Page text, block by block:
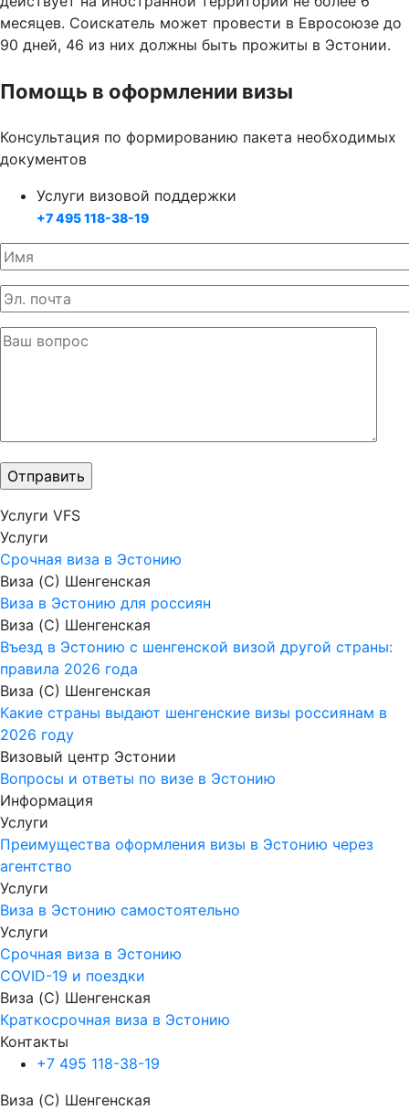
месяцев. Соискатель может провести в Евросоюзе до
90 дней, 46 из них должны быть прожиты в Эстонии.
Помощь в оформлении визы
Консультация по формированию пакета необходимых
документов
Услуги визовой поддержки
+7 495 118-38-19
Услуги VFS
Услуги
Срочная виза в Эстонию
Виза (C) Шенгенская
Виза в Эстонию для россиян
Виза (C) Шенгенская
Въезд в Эстонию с шенгенской визой другой страны:
правила 2026 года
Виза (C) Шенгенская
Какие страны выдают шенгенские визы россиянам в
2026 году
Визовый центр Эстонии
Вопросы и ответы по визе в Эстонию
Информация
Услуги
Преимущества оформления визы в Эстонию через
агентство
Услуги
Виза в Эстонию самостоятельно
Услуги
Срочная виза в Эстонию
COVID-19 и поездки
Виза (C) Шенгенская
Краткосрочная виза в Эстонию
Контакты
+7 495 118-38-19
Виза (C) Шенгенская